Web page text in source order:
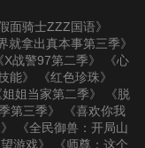
假面骑士ZZZ国语》
就拿出真本事第三季》
《X战警97第二季》
《心
能》
《红色珍珠》
姐姐当家第二季》
《脱
第三季》
《喜欢你我
《全民御兽：开局山
游戏》
《师尊：这个